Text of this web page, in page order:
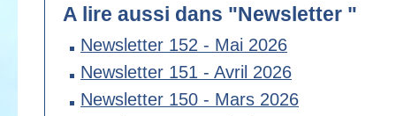
A lire aussi dans "Newsletter "
Newsletter 152 - Mai 2026
Newsletter 151 - Avril 2026
Newsletter 150 - Mars 2026